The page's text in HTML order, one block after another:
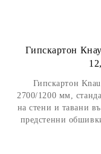
Гипскартон
Гипскартон
2700/1200 мм,
на стени и тавани
предстенни